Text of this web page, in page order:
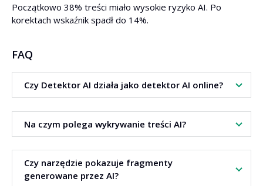
Początkowo 38% treści miało wysokie ryzyko AI. Po
korektach wskaźnik spadł do 14%.
FAQ
Czy Detektor AI działa jako detektor AI online?
Tak. Narzędzie działa online i umożliwia analizę tekstów
oraz dokumentów.
Na czym polega wykrywanie treści AI?
Analiza opiera się na badaniu stylu, spójności oraz
przewidywalności języka.
Czy narzędzie pokazuje fragmenty
generowane przez AI?